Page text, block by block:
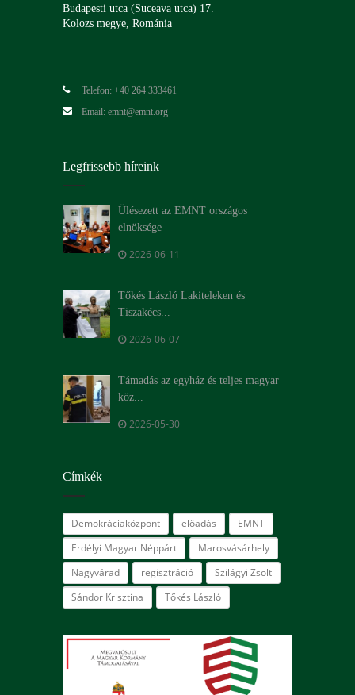
Budapesti utca (Suceava utca) 17.
Kolozs megye, Románia
Telefon: +40 264 333461
Email: emnt@emnt.org
Legfrissebb híreink
Ülésezett az EMNT országos
elnöksége
2026-06-11
Tőkés László Lakiteleken és
Tiszakécs...
2026-06-07
Támadás az egyház és teljes magyar
köz...
2026-05-30
Címkék
Demokráciaközpont előadás
EMNT
Erdélyi Magyar Néppárt
Marosvásárhely
Nagyvárad
regisztráció
Szilágyi Zsolt
Sándor Krisztina
Tőkés László